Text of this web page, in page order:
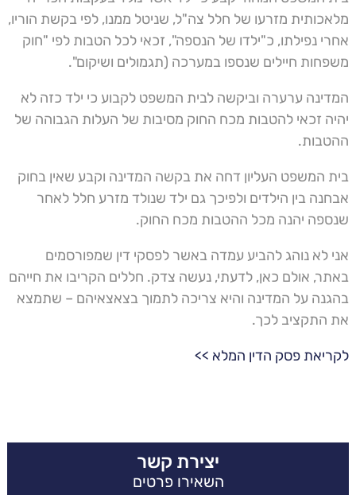
מלאכותית מזרעו של חלל צה"ל, שניטל ממנו, לפי בקשת הוריו,
אחרי נפילתו, כ"ילדו של הנספה", זכאי לכל הטבות לפי "חוק
משפחות חיילים שנספו במערכה (תגמולים ושיקום".
המדינה ערערה וביקשה לבית המשפט לקבוע כי ילד כזה לא
יהיה זכאי להטבות מכח החוק מסיבות של העלות הגבוהה של
ההטבות.
בית המשפט העליון דחה את בקשה המדינה וקבע שאין בחוק
אבחנה בין הילדים ולפיכך גם ילד שנולד מזרע חלל לאחר
שנספה יהנה מכל ההטבות מכח החוק.
אני לא נוהג להביע עמדה באשר לפסקי דין שמפורסמים
באתר, אולם כאן, לדעתי, נעשה צדק. חללים הקריבו את חייהם
בהגנה על המדינה והיא צריכה לתמוך בצאצאיהם – שתמצא
את התקציב לכך.
לקריאת פסק הדין המלא >>
יצירת קשר
השאירו פרטים